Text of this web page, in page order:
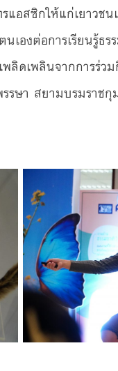
แอสซิกให้แก่เยาว
องต่อการเรียนรู้ธ
พลิดเพลินจากการร่
า สยามบรมราชกุ